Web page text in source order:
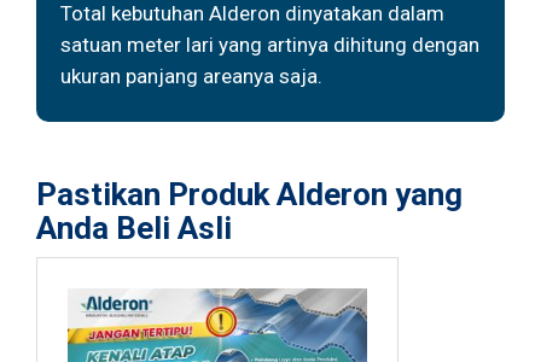
Total kebutuhan Alderon dinyatakan dalam
satuan meter lari yang artinya dihitung dengan
ukuran panjang areanya saja.
Pastikan Produk Alderon yang
Anda Beli Asli